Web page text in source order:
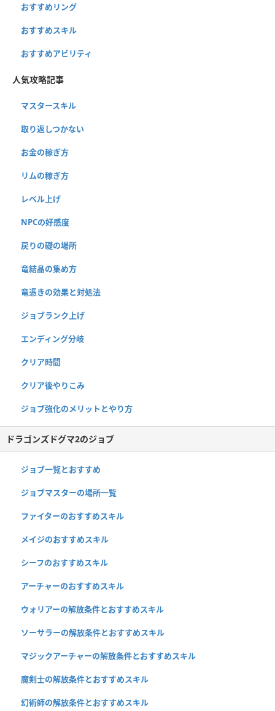
おすすめリング
おすすめスキル
おすすめアビリティ
人気攻略記事
マスタースキル
取り返しつかない
お金の稼ぎ方
リムの稼ぎ方
レベル上げ
NPCの好感度
戻りの礎の場所
竜結晶の集め方
竜憑きの効果と対処法
ジョブランク上げ
エンディング分岐
クリア時間
クリア後やりこみ
ジョブ強化のメリットとやり方
ドラゴンズドグマ2のジョブ
ジョブ一覧とおすすめ
ジョブマスターの場所一覧
ファイターのおすすめスキル
メイジのおすすめスキル
シーフのおすすめスキル
アーチャーのおすすめスキル
ウォリアーの解放条件とおすすめスキル
ソーサラーの解放条件とおすすめスキル
マジックアーチャーの解放条件とおすすめスキル
魔剣士の解放条件とおすすめスキル
幻術師の解放条件とおすすめスキル